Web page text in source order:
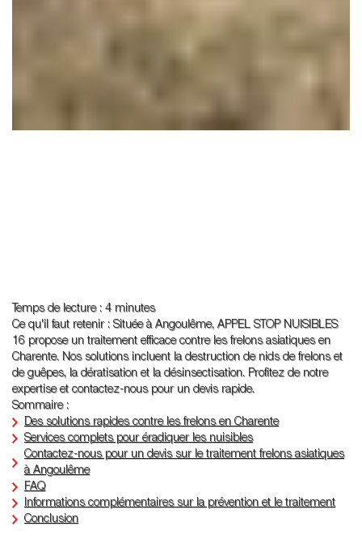
Temps de lecture : 4 minutes
Ce qu'il faut retenir : Située à Angoulême, APPEL STOP NUISIBLES
16 propose un traitement efficace contre les frelons asiatiques en
Charente. Nos solutions incluent la destruction de nids de frelons et
de guêpes, la dératisation et la désinsectisation. Profitez de notre
expertise et contactez-nous pour un devis rapide.
Sommaire :
Des solutions rapides contre les frelons en Charente
Services complets pour éradiquer les nuisibles
Contactez-nous pour un devis sur le traitement frelons asiatiques
à Angoulême
FAQ
Informations complémentaires sur la prévention et le traitement
Conclusion